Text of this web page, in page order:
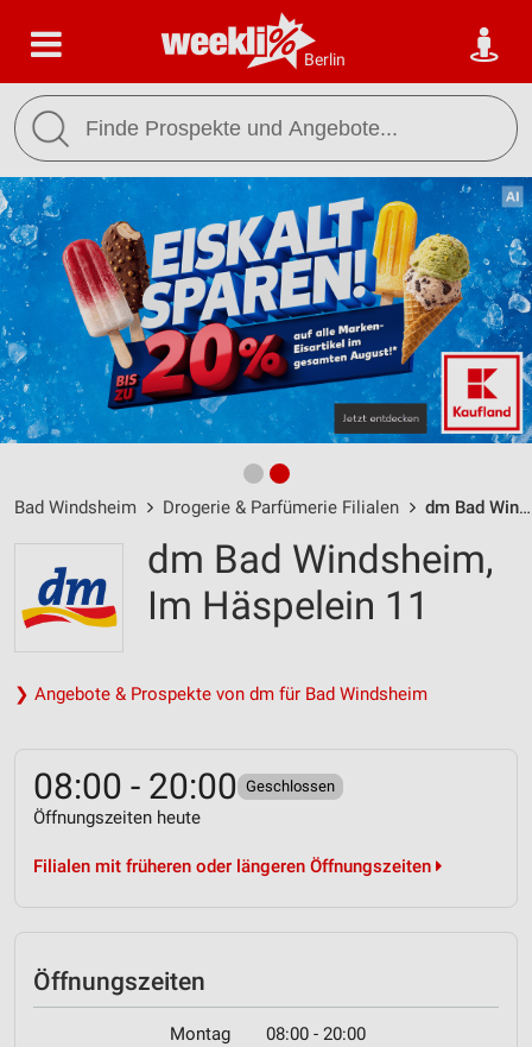
Berlin
Bad Windsheim Drogerie & Parfümerie Filialen dm Bad Windsheim / Im Häspelein 11 - Öffnungszeiten & Adresse
dm Bad Windsheim,
Im Häspelein 11
❯ Angebote & Prospekte von dm für Bad Windsheim
08:00 - 20:00 Geschlossen
Öffnungszeiten heute
Filialen mit früheren oder längeren Öffnungszeiten
Öffnungszeiten
Montag 08:00 - 20:00